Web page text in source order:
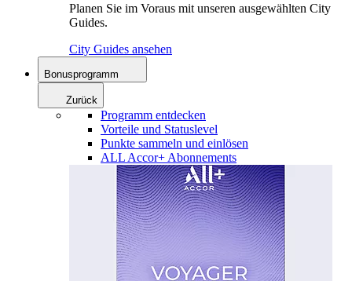
Planen Sie im Voraus mit unseren ausgewählten City
Guides.
City Guides ansehen
Bonusprogramm
Zurück
Programm entdecken
Vorteile und Statuslevel
Punkte sammeln und einlösen
ALL Accor+ Abonnements